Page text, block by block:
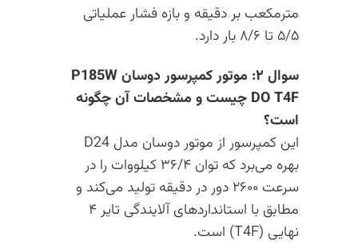
مترمکعب بر دقیقه و بازه فشار عملیاتی
۵/۵ تا ۸/۶ بار دارد.
سوال ۲: موتور کمپرسور دوسان P185W
DO T4F چیست و مشخصات آن چگونه
است؟
این کمپرسور از موتور دوسان مدل D24
بهره می‌برد که توان ۳۶/۴ کیلووات را در
سرعت ۲۶۰۰ دور در دقیقه تولید می‌کند و
مطابق با استانداردهای آلایندگی تایر ۴
نهایی (T4F) است.